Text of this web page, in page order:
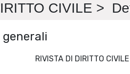
CIVILE >